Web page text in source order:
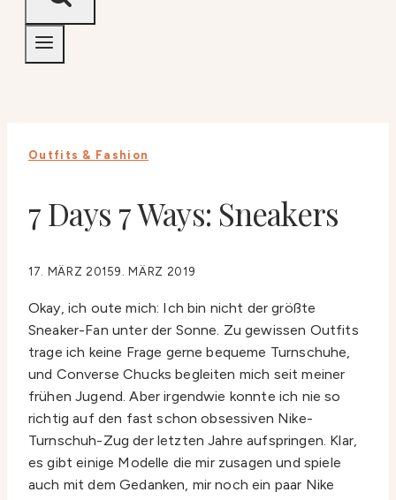
Outfits & Fashion
7 Days 7 Ways: Sneakers
17. MÄRZ 20159. MÄRZ 2019
Okay, ich oute mich: Ich bin nicht der größte
Sneaker-Fan unter der Sonne. Zu gewissen Outfits
trage ich keine Frage gerne bequeme Turnschuhe,
und Converse Chucks begleiten mich seit meiner
frühen Jugend. Aber irgendwie konnte ich nie so
richtig auf den fast schon obsessiven Nike-
Turnschuh-Zug der letzten Jahre aufspringen. Klar,
es gibt einige Modelle die mir zusagen und spiele
auch mit dem Gedanken, mir noch ein paar Nike